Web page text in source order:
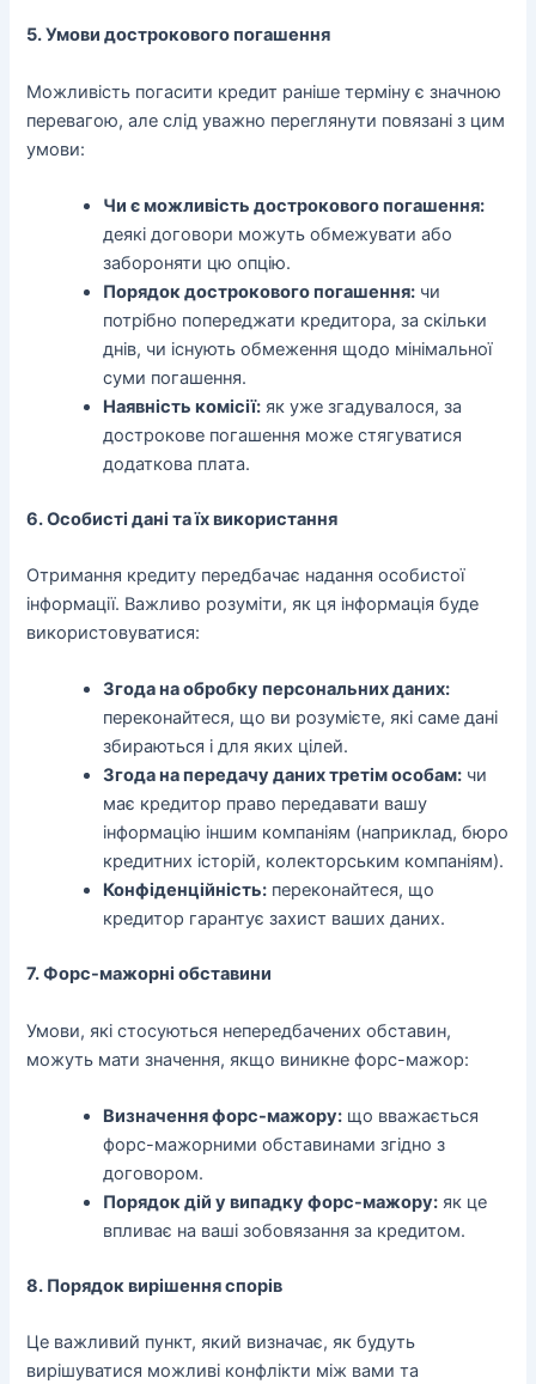
5. Умови дострокового погашення
Можливість погасити кредит раніше терміну є значною
перевагою, але слід уважно переглянути повязані з цим
умови:
Чи є можливість дострокового погашення:
деякі договори можуть обмежувати або
забороняти цю опцію.
Порядок дострокового погашення: чи
потрібно попереджати кредитора, за скільки
днів, чи існують обмеження щодо мінімальної
суми погашення.
Наявність комісії: як уже згадувалося, за
дострокове погашення може стягуватися
додаткова плата.
6. Особисті дані та їх використання
Отримання кредиту передбачає надання особистої
інформації. Важливо розуміти, як ця інформація буде
використовуватися:
Згода на обробку персональних даних:
переконайтеся, що ви розумієте, які саме дані
збираються і для яких цілей.
Згода на передачу даних третім особам: чи
має кредитор право передавати вашу
інформацію іншим компаніям (наприклад, бюро
кредитних історій, колекторським компаніям).
Конфіденційність: переконайтеся, що
кредитор гарантує захист ваших даних.
7. Форс-мажорні обставини
Умови, які стосуються непередбачених обставин,
можуть мати значення, якщо виникне форс-мажор:
Визначення форс-мажору: що вважається
форс-мажорними обставинами згідно з
договором.
Порядок дій у випадку форс-мажору: як це
впливає на ваші зобовязання за кредитом.
8. Порядок вирішення спорів
Це важливий пункт, який визначає, як будуть
вирішуватися можливі конфлікти між вами та